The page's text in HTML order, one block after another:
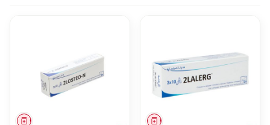
Geneesmiddel Geneesmiddel